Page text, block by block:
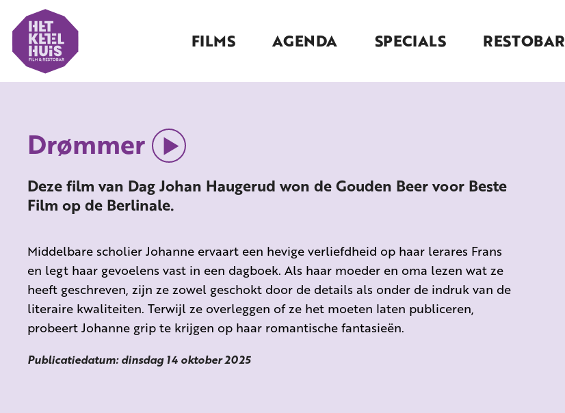
FILMS AGENDA SPECIALS RESTOBAR
Drømmer
Deze film van Dag Johan Haugerud won de Gouden Beer voor Beste
Film op de Berlinale.
Middelbare scholier Johanne ervaart een hevige verliefdheid op haar lerares Frans
en legt haar gevoelens vast in een dagboek. Als haar moeder en oma lezen wat ze
heeft geschreven, zijn ze zowel geschokt door de details als onder de indruk van de
literaire kwaliteiten. Terwijl ze overleggen of ze het moeten laten publiceren,
probeert Johanne grip te krijgen op haar romantische fantasieën.
Publicatiedatum: dinsdag 14 oktober 2025